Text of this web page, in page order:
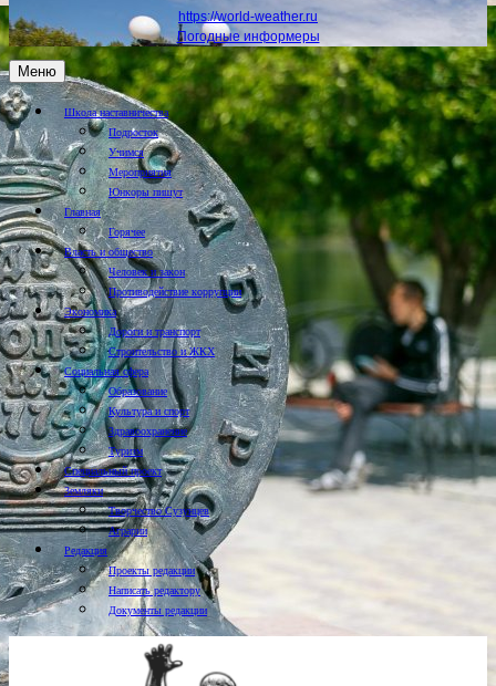
https://world-weather.ru
Погодные информеры
Меню
Школа наставничества
Подросток
Учимся
Мероприятия
Юнкоры пишут
Главная
Горячее
Власть и общество
Человек и закон
Противодействие коррупции
Экономика
Дороги и транспорт
Строительство и ЖКХ
Социальная сфера
Образование
Культура и спорт
Здравоохранение
Туризм
Специальный проект
Земляки
Творчество Сузунцев
Аграрии
Редакция
Проекты редакции
Написать редактору
Документы редакции